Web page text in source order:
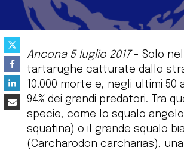
Ancona 5 luglio 2017- Solo nel
tartarughe catturate dallo
10.000 morte e, negli ultimi 50
94% dei grandi predatori. Tra
specie, come lo squalo
squatina) o il grande squalo
(Carcharodon carcharias),